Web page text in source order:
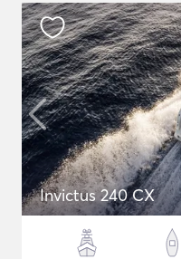
Invictus 240 CX